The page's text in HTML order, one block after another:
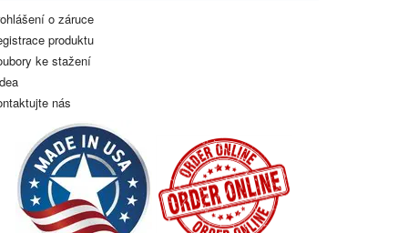
o záruce
produktu
ke stažení
nás